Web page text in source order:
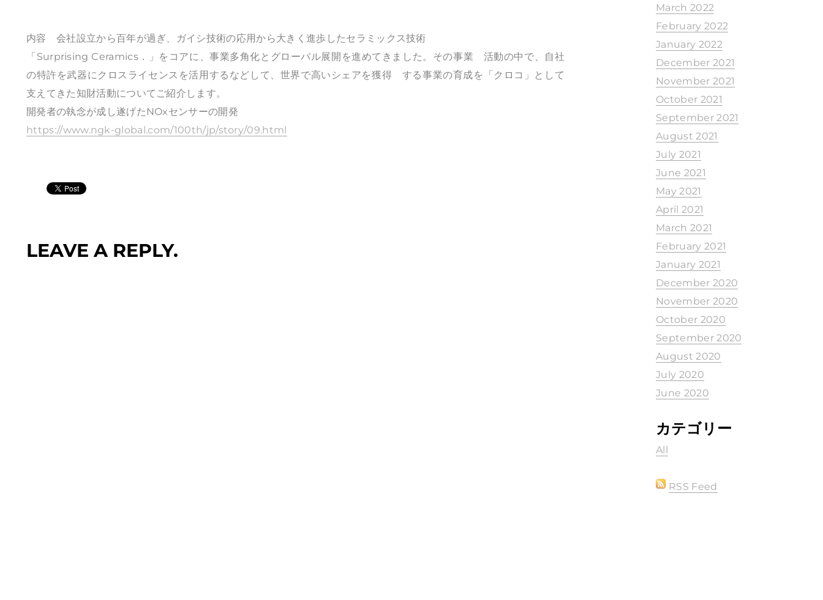
内容 会社設立から百年が過ぎ、ガイシ技術の応用から大きく進歩したセラミックス技術
「Surprising Ceramics．」をコアに、事業多角化とグローバル展開を進めてきました。その事業 活動の中で、自社
の特許を武器にクロスライセンスを活用するなどして、世界で高いシェアを獲得 する事業の育成を「クロコ」として
支えてきた知財活動についてご紹介します。
開発者の執念が成し遂げたNOxセンサーの開発
https://www.ngk-global.com/100th/jp/story/09.html
LEAVE A REPLY.
March 2022
February 2022
January 2022
December 2021
November 2021
October 2021
September 2021
August 2021
July 2021
June 2021
May 2021
April 2021
March 2021
February 2021
January 2021
December 2020
November 2020
October 2020
September 2020
August 2020
July 2020
June 2020
カテゴリー
All
RSS Feed